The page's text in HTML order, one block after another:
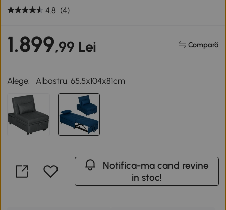
4.8 (4)
1.899,99 Lei Compară
Alege: Albastru, 65.5x104x81cm
Notifica-ma cand revine
in stoc!